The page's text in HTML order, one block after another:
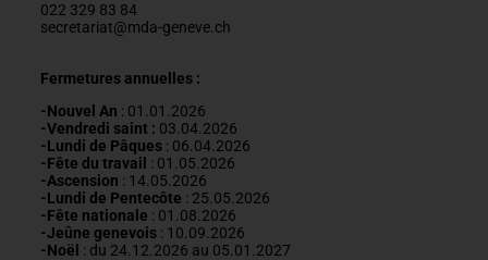
022 329 83 84
secretariat@mda-geneve.ch
Fermetures annuelles :
-Nouvel An : 01.01.2026
-Vendredi saint : 03.04.2026
-Lundi de Pâques: 06.04.2026
-Fête du travail : 01 .05.2026
-Ascension : 14.05.2026
-Lundi de Pentecôte : 25.05.2026
-Fête nationale : 01.08.2026
-Jeûne genevois: 10.09.2026
-Noël : du 24.12.2026 au 05.01.2027